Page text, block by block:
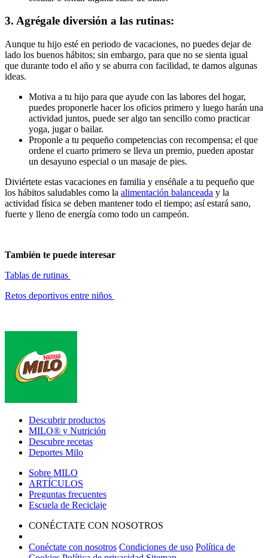
3. Agrégale diversión a las rutinas:
Aunque tu hijo esté en periodo de vacaciones, no puedes dejar de
lado los buenos hábitos; sin embargo, para que no se sienta igual
que durante todo el año y se aburra con facilidad, te damos algunas
ideas.
Motiva a tu hijo para que ayude con las labores del hogar,
puedes proponerle hacer los oficios primero y luego harán una
actividad juntos, puede ser algo tan sencillo como practicar
yoga, jugar o bailar.
Proponle a tu pequeño competencias con recompensa; el que
ordene el cuarto primero se lleva un premio, pueden apostar
un desayuno especial o un masaje de pies.
Diviértete estas vacaciones en familia y enséñale a tu pequeño que
los hábitos saludables como la alimentación balanceada y la
actividad física se deben mantener todo el tiempo; así estará sano,
fuerte y lleno de energía como todo un campeón.
También te puede interesar
Tablas de rutinas
Retos deportivos entre niños
Footer
Descubrir productos
MILO® y Nutrición
Descubre recetas
Deportes Milo
Sobre MILO
ARTÍCULOS
Preguntas frecuentes
Escuela de Reciclaje
CONÉCTATE CON NOSOTROS
Conéctate con nosotros Condiciones de uso Política de